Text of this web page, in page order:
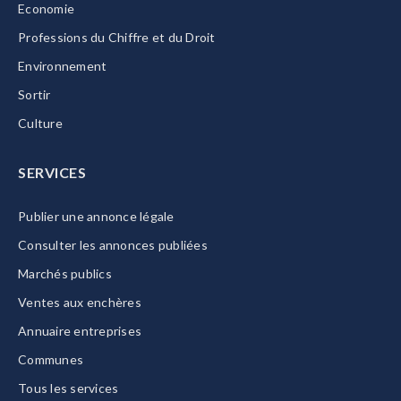
Economie
Professions du Chiffre et du Droit
Environnement
Sortir
Culture
SERVICES
Publier une annonce légale
Consulter les annonces publiées
Marchés publics
Ventes aux enchères
Annuaire entreprises
Communes
Tous les services